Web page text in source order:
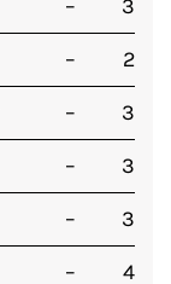
–
3
–
2
–
3
–
3
–
3
–
4